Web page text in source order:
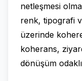
netleşmesi
renk, tipografi
üzerinde
koherans,
dönüşüm